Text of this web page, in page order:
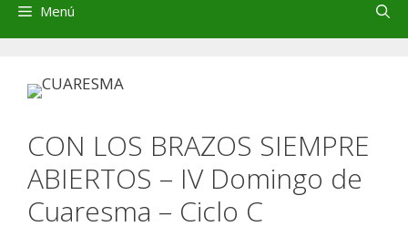
Menú
CON LOS BRAZOS SIEMPRE
ABIERTOS – IV Domingo de
Cuaresma – Ciclo C